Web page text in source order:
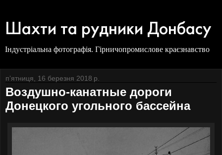
Шахти та рудники Донбасу
Індустріальна фотографія. Гірничопромислове краєзнавство
пʼятниця, 16 березня 2018 р.
Воздушно-канатные дороги
Донецкого угольного бассейна